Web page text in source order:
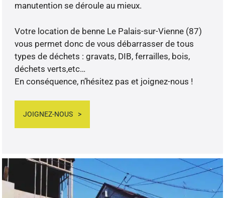
manutention se déroule au mieux.
Votre location de benne Le Palais-sur-Vienne (87)
vous permet donc de vous débarrasser de tous
types de déchets : gravats, DIB, ferrailles, bois,
déchets verts,etc…
En conséquence, n’hésitez pas et joignez-nous !
JOIGNEZ-NOUS